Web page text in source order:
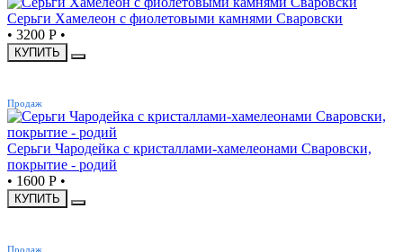
Серьги Хамелеон с фиолетовыми камнями Сваровски
• 3200 Р •
КУПИТЬ
Продаж
Серьги Чародейка с кристаллами-хамелеонами Сваровски,
покрытие - родий
• 1600 Р •
КУПИТЬ
Продаж